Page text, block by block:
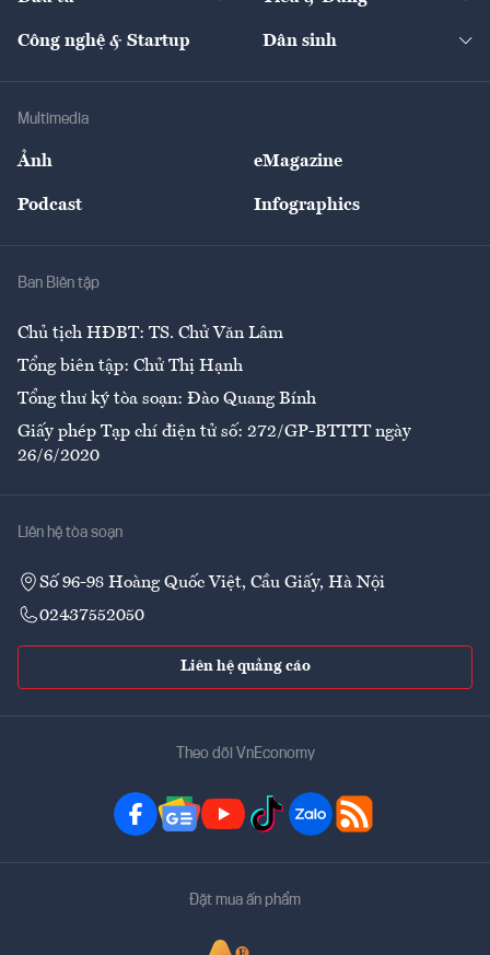
Tư vấn
Thị trường
Nông sản
Giải trí
Công nghệ & Startup Dân sinh
Multimedia
Ảnh eMagazine
Podcast Infographics
Ban Biên tập
Chủ tịch HĐBT: TS. Chử Văn Lâm
Tổng biên tập: Chử Thị Hạnh
Tổng thư ký tòa soạn: Đào Quang Bính
Giấy phép Tạp chí điện tử số: 272/GP-BTTTT ngày
26/6/2020
Liên hệ tòa soạn
Số 96-98 Hoàng Quốc Việt, Cầu Giấy, Hà Nội
02437552050
Liên hệ quảng cáo
Theo dõi VnEconomy
Đặt mua ấn phẩm